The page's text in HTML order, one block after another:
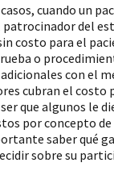
cuando un
del
costo para el
o
con el
cubran el costo
que algunos le
por concepto
saber qué
sobre su